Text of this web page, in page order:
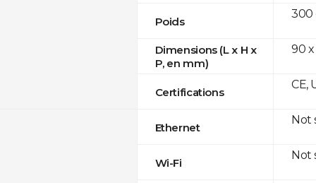
Poids
Dimensions (L x H x
P, en mm)
Certifications
Ethernet
Wi-Fi
300
90 x
CE,
Not
Not